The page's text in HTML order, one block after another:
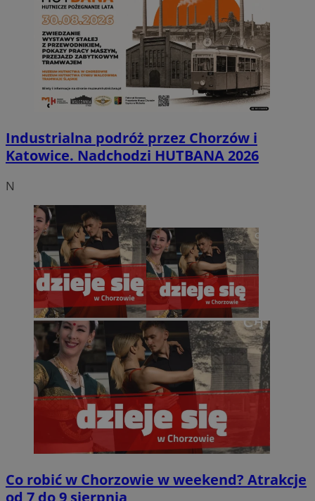
Industrialna podróż przez Chorzów i
Katowice. Nadchodzi HUTBANA 2026
N
Co robić w Chorzowie w weekend? Atrakcje